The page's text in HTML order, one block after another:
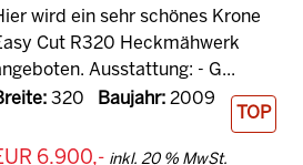
wird ein sehr schönes Krone
Cut R320 Heckmähwerk
Ausstattung: - G...
320 Baujahr:2009
TOP
6.900,- inkl. 20 % MwSt.